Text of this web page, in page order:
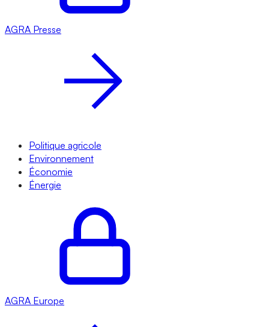
AGRA Presse
Politique agricole
Environnement
Économie
Énergie
AGRA Europe